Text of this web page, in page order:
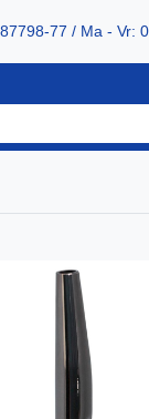
77 / Ma - Vr: